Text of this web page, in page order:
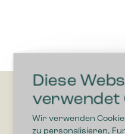
Diese
verwendet
Wir verwenden
zu personalisieren,